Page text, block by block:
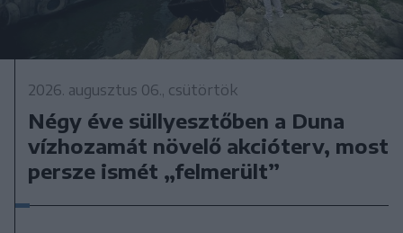
2026. augusztus 06., csütörtök
Négy éve süllyesztőben a Duna
vízhozamát növelő akcióterv, most
persze ismét „felmerült”